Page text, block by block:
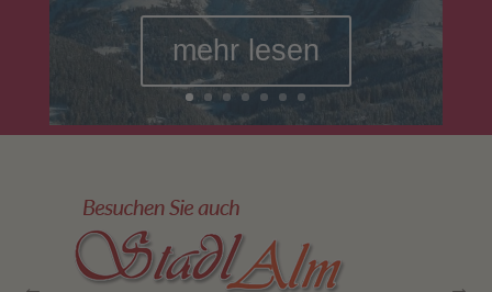
mehr lesen